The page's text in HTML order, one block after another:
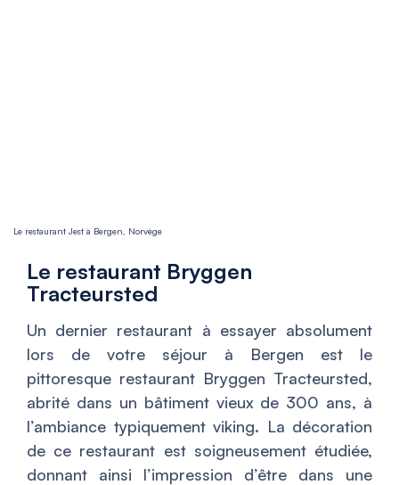
Le restaurant Jest à Bergen, Norvège
Le restaurant Bryggen
Tracteursted
Un dernier restaurant à essayer absolument
lors de votre séjour à Bergen est le
pittoresque restaurant Bryggen Tracteursted,
abrité dans un bâtiment vieux de 300 ans, à
l’ambiance typiquement viking. La décoration
de ce restaurant est soigneusement étudiée,
donnant ainsi l’impression d’être dans une